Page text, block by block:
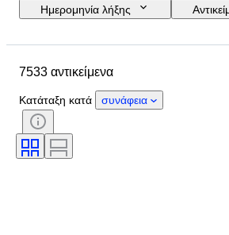
Ημερομηνία λήξης
Τοποθεσία
Χρώμα
Πωλείται από
7533 αντικείμενα
Κατάταξη κατά συνάφεια